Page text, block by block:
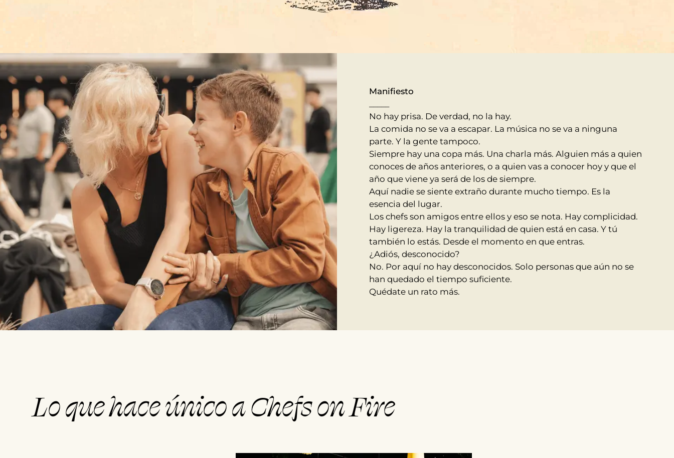
Manifiesto
No hay prisa. De verdad, no la hay.
La comida no se va a escapar. La música no se va a ninguna
parte. Y la gente tampoco.
Siempre hay una copa más. Una charla más. Alguien más a quien
conoces de años anteriores, o a quien vas a conocer hoy y que el
año que viene ya será de los de siempre.
Aquí nadie se siente extraño durante mucho tiempo. Es la
esencia del lugar.
Los chefs son amigos entre ellos y eso se nota. Hay complicidad.
Hay ligereza. Hay la tranquilidad de quien está en casa. Y tú
también lo estás. Desde el momento en que entras.
¿Adiós, desconocido?
No. Por aquí no hay desconocidos. Solo personas que aún no se
han quedado el tiempo suficiente.
Quédate un rato más.
Lo que hace único a Chefs on Fire